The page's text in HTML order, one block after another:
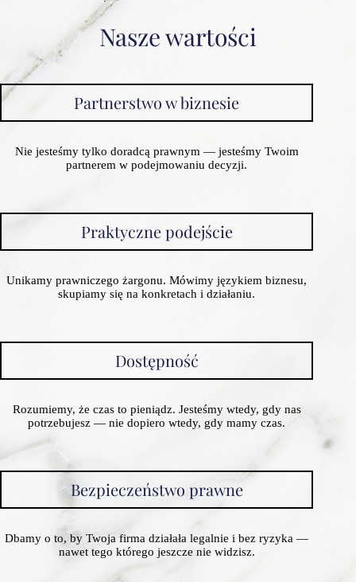
Nasze wartości
Partnerstwo w biznesie
Nie jesteśmy tylko doradcą prawnym — jesteśmy Twoim
partnerem w podejmowaniu decyzji.
Praktyczne podejście
Unikamy prawniczego żargonu. Mówimy językiem biznesu,
skupiamy się na konkretach i działaniu.
Dostępność
Rozumiemy, że czas to pieniądz. Jesteśmy wtedy, gdy nas
potrzebujesz — nie dopiero wtedy, gdy mamy czas.
Bezpieczeństwo prawne
Dbamy o to, by Twoja firma działała legalnie i bez ryzyka —
nawet tego którego jeszcze nie widzisz.